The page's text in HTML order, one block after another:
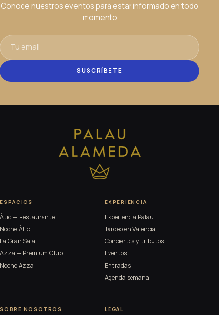
Conoce nuestros eventos para estar informado en todo
momento
SUSCRÍBETE
ESPACIOS
Àtic — Restaurante
Noche Àtic
La Gran Sala
Azza — Premium Club
Noche Azza
EXPERIENCIA
Experiencia Palau
Tardeo en Valencia
Conciertos y tributos
Eventos
Entradas
Agenda semanal
SOBRE NOSOTROS LEGAL